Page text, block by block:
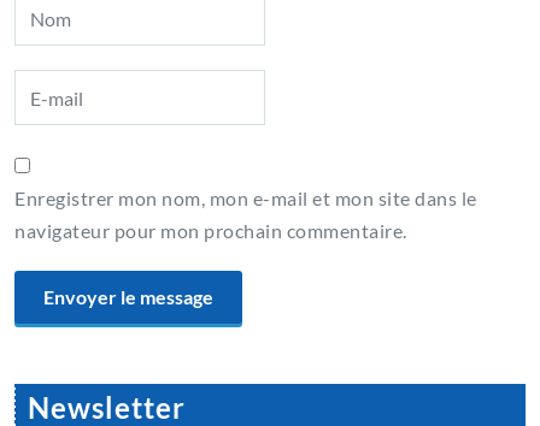
Enregistrer mon nom, mon e-mail et mon site dans le
navigateur pour mon prochain commentaire.
Newsletter